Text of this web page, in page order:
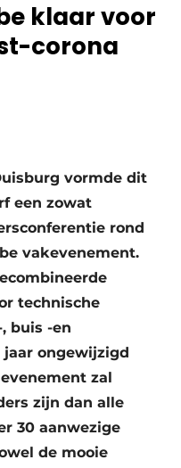
klaar voor
corona
vormde dit
een zowat
rond
vakevenement.
technische
buis -en
ongewijzigd
zal
zijn dan alle
30 aanwezige
de mooie